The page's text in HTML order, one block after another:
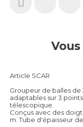
Article SCAR
Groupeur de balles de
adaptables sur 3
télescopique.
Conçus avec des
m. Tube d'épaisseur